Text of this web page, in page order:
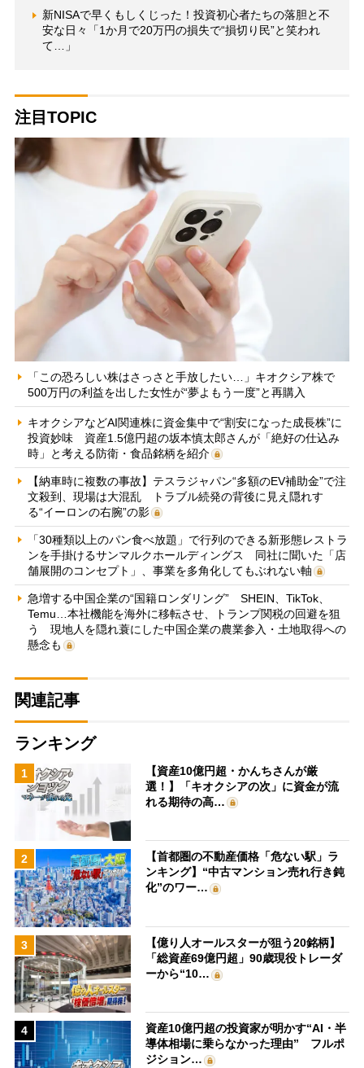
新NISAで早くもしくじった！投資初心者たちの落胆と不
安な日々「1か月で20万円の損失で“損切り民”と笑われ
て…」
注目TOPIC
「この恐ろしい株はさっさと手放したい…」キオクシア株で
500万円の利益を出した女性が“夢よもう一度”と再購入
キオクシアなどAI関連株に資金集中で“割安になった成長株”に
投資妙味 資産1.5億円超の坂本慎太郎さんが「絶好の仕込み
時」と考える防衛・食品銘柄を紹介
【納車時に複数の事故】テスラジャパン“多額のEV補助金”で注
文殺到、現場は大混乱 トラブル続発の背後に見え隠れす
る“イーロンの右腕”の影
「30種類以上のパン食べ放題」で行列のできる新形態レストラ
ンを手掛けるサンマルクホールディングス 同社に聞いた「店
舗展開のコンセプト」、事業を多角化してもぶれない軸
急増する中国企業の“国籍ロンダリング” SHEIN、TikTok、
Temu…本社機能を海外に移転させ、トランプ関税の回避を狙
う 現地人を隠れ蓑にした中国企業の農業参入・土地取得への
懸念も
関連記事
ランキング
1
【資産10億円超・かんちさんが厳
選！】「キオクシアの次」に資金が流
れる期待の高…
2
【首都圏の不動産価格「危ない駅」ラ
ンキング】“中古マンション売れ行き鈍
化”のワー…
3
【億り人オールスターが狙う20銘柄】
「総資産69億円超」90歳現役トレーダ
ーから“10…
4
資産10億円超の投資家が明かす“AI・半
導体相場に乗らなかった理由” フルポ
ジション…